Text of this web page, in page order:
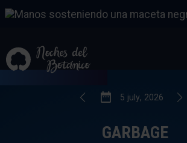
GARBAGE
5 FROM JULY, 2026
5 july, 2026
GARBAGE